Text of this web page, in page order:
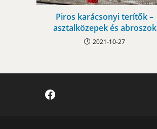
Piros karácsonyi terítők –
asztalközepek és abroszok
2021-10-27
Facebook